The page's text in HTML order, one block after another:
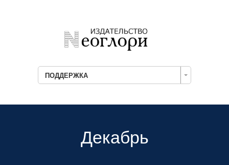
ПОДДЕРЖКА
Декабрь